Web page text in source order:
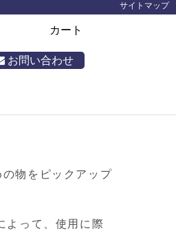
サイトマップ
カート
お問い合わせ
物をピックアップ
よって、使用に際